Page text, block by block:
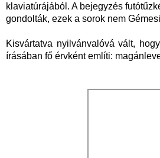
klaviatúrájából. A bejegyzés
gondolták, ezek a sorok nem
Kisvártatva nyilvánvalóvá vált,
írásában fő érvként említi: